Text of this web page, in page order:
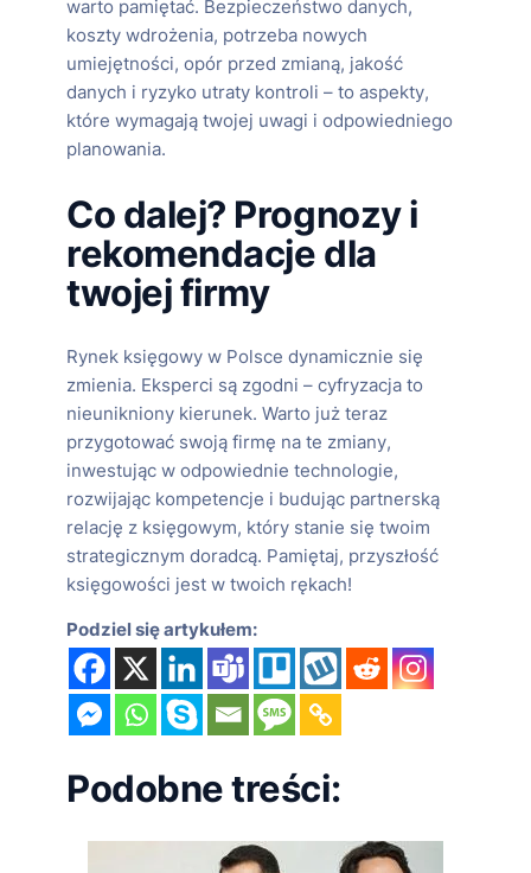
warto pamiętać. Bezpieczeństwo danych,
koszty wdrożenia, potrzeba nowych
umiejętności, opór przed zmianą, jakość
danych i ryzyko utraty kontroli – to aspekty,
które wymagają twojej uwagi i odpowiedniego
planowania.
Co dalej? Prognozy i
rekomendacje dla
twojej firmy
Rynek księgowy w Polsce dynamicznie się
zmienia. Eksperci są zgodni – cyfryzacja to
nieunikniony kierunek. Warto już teraz
przygotować swoją firmę na te zmiany,
inwestując w odpowiednie technologie,
rozwijając kompetencje i budując partnerską
relację z księgowym, który stanie się twoim
strategicznym doradcą. Pamiętaj, przyszłość
księgowości jest w twoich rękach!
Podziel się artykułem:
Podobne treści: